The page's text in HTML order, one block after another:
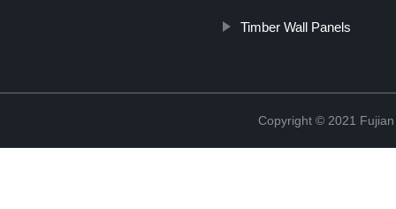
Timber Wall Panels
Copyright © 2021